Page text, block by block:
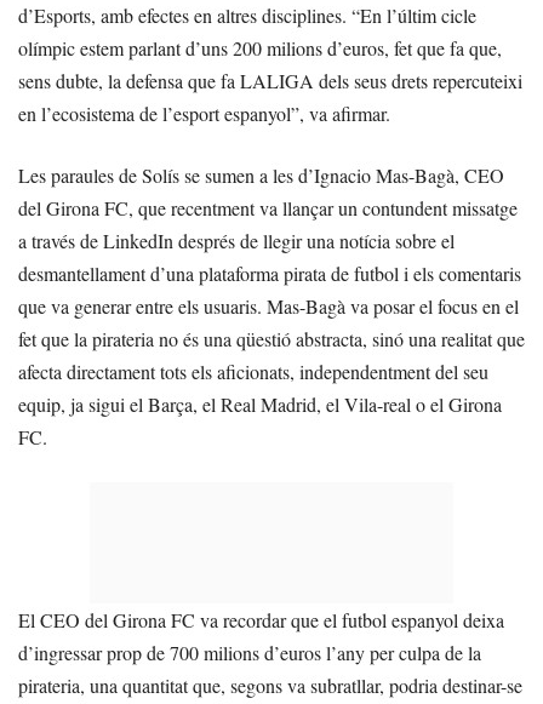
d’Esports, amb efectes en altres disciplines. “En l’últim cicle
olímpic estem parlant d’uns 200 milions d’euros, fet que fa que,
sens dubte, la defensa que fa LALIGA dels seus drets repercuteixi
en l’ecosistema de l’esport espanyol”, va afirmar.
Les paraules de Solís se sumen a les d’Ignacio Mas-Bagà, CEO
del Girona FC, que recentment va llançar un contundent missatge
a través de LinkedIn després de llegir una notícia sobre el
desmantellament d’una plataforma pirata de futbol i els comentaris
que va generar entre els usuaris. Mas-Bagà va posar el focus en el
fet que la pirateria no és una qüestió abstracta, sinó una realitat que
afecta directament tots els aficionats, independentment del seu
equip, ja sigui el Barça, el Real Madrid, el Vila-real o el Girona
FC.
El CEO del Girona FC va recordar que el futbol espanyol deixa
d’ingressar prop de 700 milions d’euros l’any per culpa de la
pirateria, una quantitat que, segons va subratllar, podria destinar-se